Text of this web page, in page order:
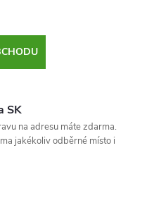
SK
na adresu máte zdarma.
jakékoliv odběrné místo i